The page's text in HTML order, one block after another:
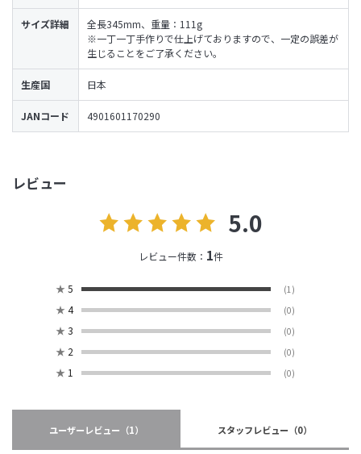
レビュー
5.0
レビュー件数： 1件
★ 5 (1)
★ 4 (0)
★ 3 (0)
★ 2 (0)
★ 1 (0)
ユーザーレビュー （1） スタッフレビュー （0）
サイズ詳細
全長345mm、重量：111g
※一丁一丁手作りで仕上げておりますので、一定の誤差が
生じることをご了承ください。
生産国 日本
JANコード 4901601170290